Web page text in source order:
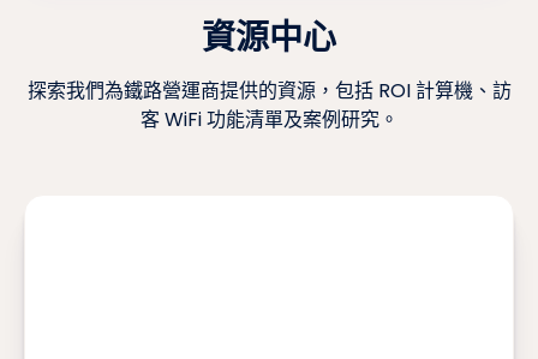
資源中心
探索我們為鐵路營運商提供的資源，包括 ROI 計算機、訪
客 WiFi 功能清單及案例研究。